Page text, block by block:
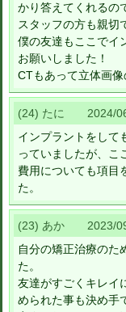
かり答えてくれるの
スタッフの方も親切
僕の友達もここでイ
お願いしました！
CTもあって立体画像
(24) たに 2024/
インプラントをして
っていましたが、こ
費用についても項目
た。
(23) あか 2023/
自分の矯正治療のた
た。
友達がすごくキレイ
められた事も決め手